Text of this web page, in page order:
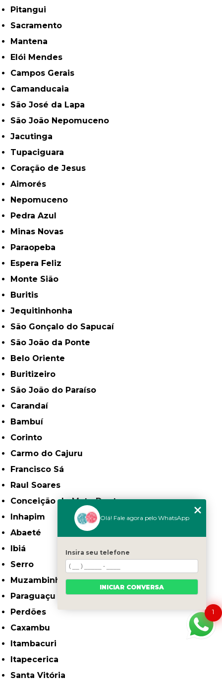
Pitangui
Sacramento
Mantena
Elói Mendes
Campos Gerais
Camanducaia
São José da Lapa
São João Nepomuceno
Jacutinga
Tupaciguara
Coração de Jesus
Aimorés
Nepomuceno
Pedra Azul
Minas Novas
Paraopeba
Espera Feliz
Monte Sião
Buritis
Jequitinhonha
São Gonçalo do Sapucaí
São João da Ponte
Belo Oriente
Buritizeiro
São João do Paraíso
Carandaí
Bambuí
Corinto
Carmo do Cajuru
Francisco Sá
Raul Soares
Conceição do Mato Dentro
Inhapim
Abaeté
Ibiá
Serro
Muzambinho
Paraguaçu
Perdões
Caxambu
Itambacuri
Itapecerica
Santa Vitória
1
Olá! Fale agora pelo WhatsApp
Insira seu telefone
INICIAR CONVERSA